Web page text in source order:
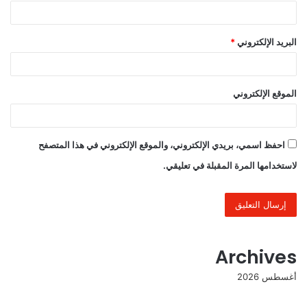
البريد الإلكتروني *
الموقع الإلكتروني
احفظ اسمي، بريدي الإلكتروني، والموقع الإلكتروني في هذا المتصفح
لاستخدامها المرة المقبلة في تعليقي.
Archives
أغسطس 2026